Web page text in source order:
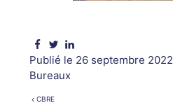
Publié le 26 septembre 2022
Bureaux
CBRE